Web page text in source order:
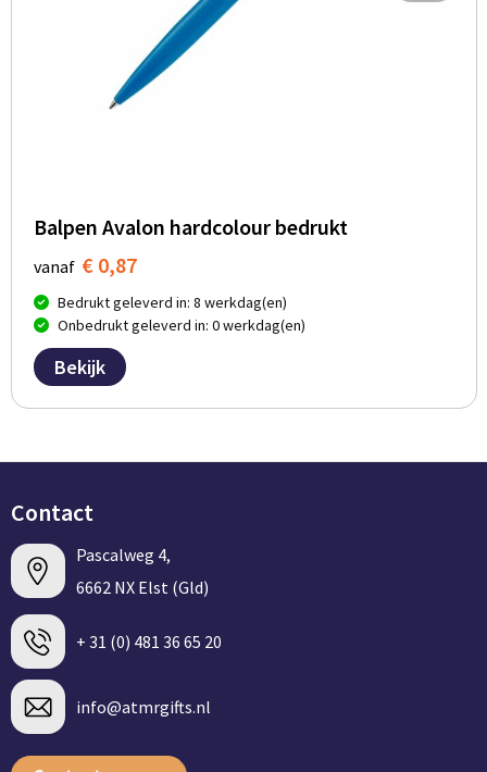
Balpen Avalon hardcolour bedrukt
vanaf € 0,87
Bedrukt geleverd in: 8 werkdag(en)
Onbedrukt geleverd in: 0 werkdag(en)
Bekijk
Contact
Pascalweg 4,
6662 NX Elst (Gld)
+ 31 (0) 481 36 65 20
info@atmrgifts.nl